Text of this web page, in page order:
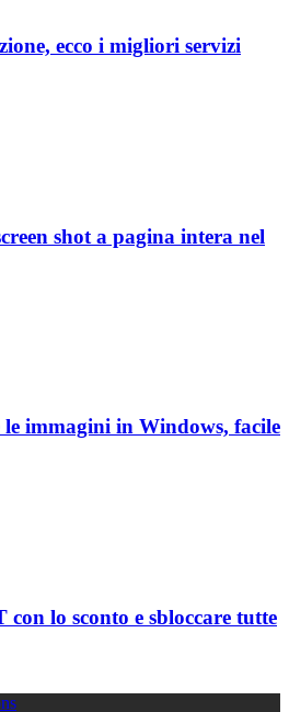
ecco i migliori servizi
shot a pagina intera nel
immagini in Windows, facile
con lo sconto e sbloccare tutte